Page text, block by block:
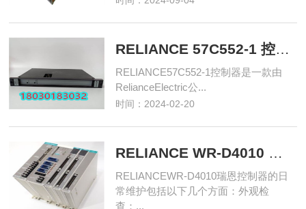
RELIANCE 57C552-1 控制器
RELIANCE57C552-1控制器是一款由
RelianceElectric公...
时间：2024-02-20
RELIANCE WR-D4010 瑞恩控制器
RELIANCEWR-D4010瑞恩控制器的日
常维护包括以下几个方面：外观检
查：...